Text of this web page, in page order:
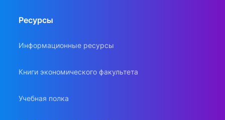
Ресурсы
Информационные ресурсы
Книги экономического факультета
Учебная полка